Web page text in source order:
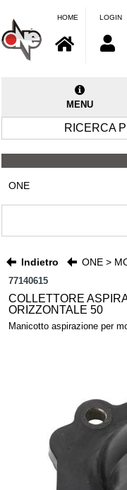
HOME LOGIN
MENU
RICERCA
ONE
Indietro ONE >
77140615
COLLETTORE
ORIZZONTALE 50
Manicotto aspirazione per